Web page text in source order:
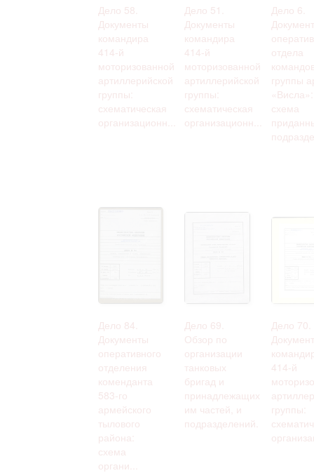
Дело 58.
Документы
командира
414-й
моторизованной
артиллерийской
группы:
схематическая
организационн...
Дело 51.
Документы
командира
414-й
моторизованной
артиллерийской
группы:
схематическая
организационн...
Дело 6.
отдела
группы
«Висла»:
схема
Дело 84.
Документы
оперативного
отделения
коменданта
583-го
армейского
тылового
района:
схема
органи...
Дело 69.
Обзор по
организации
танковых
бригад и
принадлежащих
им частей, и
подразделений.
Дело 70.
414-й
группы: